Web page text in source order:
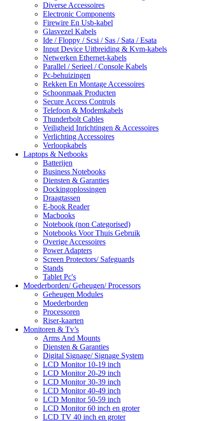
Diverse Accessoires
Electronic Components
Firewire En Usb-kabel
Glasvezel Kabels
Ide / Floppy / Scsi / Sas / Sata / Esata
Input Device Uitbreiding & Kvm-kabels
Netwerken Ethernet-kabels
Parallel / Serieel / Console Kabels
Pc-behuizingen
Rekken En Montage Accessoires
Schoonmaak Producten
Secure Access Controls
Telefoon & Modemkabels
Thunderbolt Cables
Veiligheid Inrichtingen & Accessoires
Verlichting Accessoires
Verloopkabels
Laptops & Netbooks
Batterijen
Business Notebooks
Diensten & Garanties
Dockingoplossingen
Draagtassen
E-book Reader
Macbooks
Notebook (non Categorised)
Notebooks Voor Thuis Gebruik
Overige Accessoires
Power Adapters
Screen Protectors/ Safeguards
Stands
Tablet Pc's
Moederborden/ Geheugen/ Processors
Geheugen Modules
Moederborden
Processoren
Riser-kaarten
Monitoren & Tv’s
Arms And Mounts
Diensten & Garanties
Digital Signage/ Signage System
LCD Monitor 10-19 inch
LCD Monitor 20-29 inch
LCD Monitor 30-39 inch
LCD Monitor 40-49 inch
LCD Monitor 50-59 inch
LCD Monitor 60 inch en groter
LCD TV 40 inch en groter